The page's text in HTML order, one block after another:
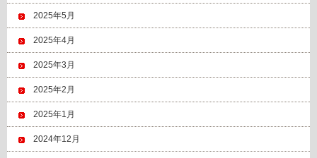
2025年5月
2025年4月
2025年3月
2025年2月
2025年1月
2024年12月